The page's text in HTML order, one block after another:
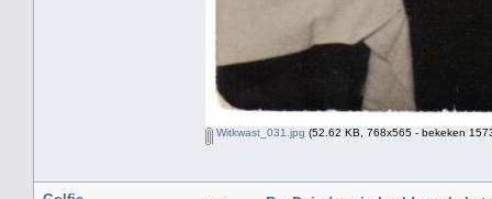
Witkwast_031.jpg (52.62 KB, 768x565 - bekeken